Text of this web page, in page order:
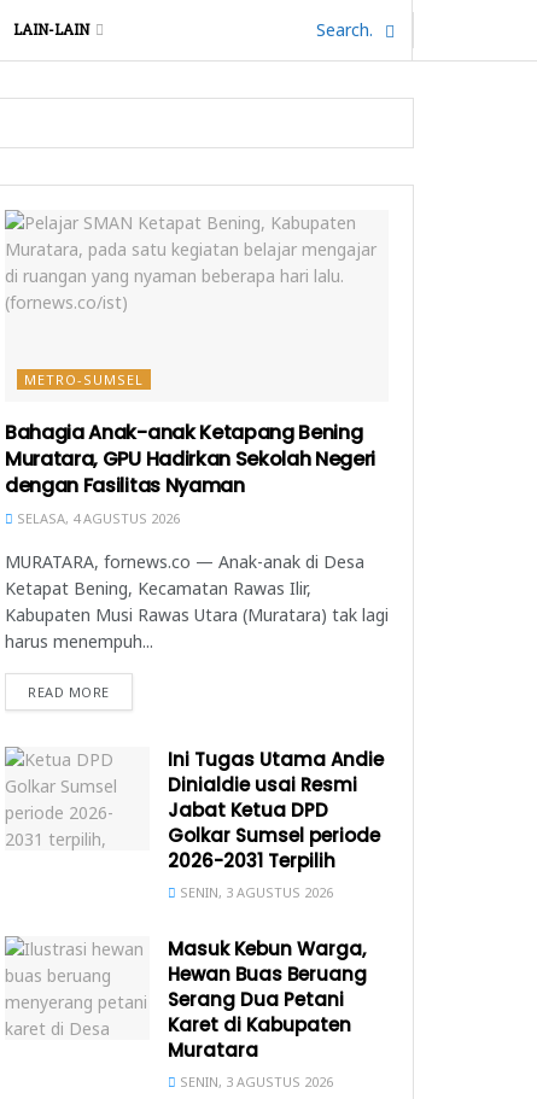
LAIN-LAIN
METRO-SUMSEL
Bahagia Anak-anak Ketapang Bening
Muratara, GPU Hadirkan Sekolah Negeri
dengan Fasilitas Nyaman
SELASA, 4 AGUSTUS 2026
MURATARA, fornews.co — Anak-anak di Desa
Ketapat Bening, Kecamatan Rawas Ilir,
Kabupaten Musi Rawas Utara (Muratara) tak lagi
harus menempuh...
READ MORE
Ini Tugas Utama Andie
Dinialdie usai Resmi
Jabat Ketua DPD
Golkar Sumsel periode
2026-2031 Terpilih
SENIN, 3 AGUSTUS 2026
Masuk Kebun Warga,
Hewan Buas Beruang
Serang Dua Petani
Karet di Kabupaten
Muratara
SENIN, 3 AGUSTUS 2026